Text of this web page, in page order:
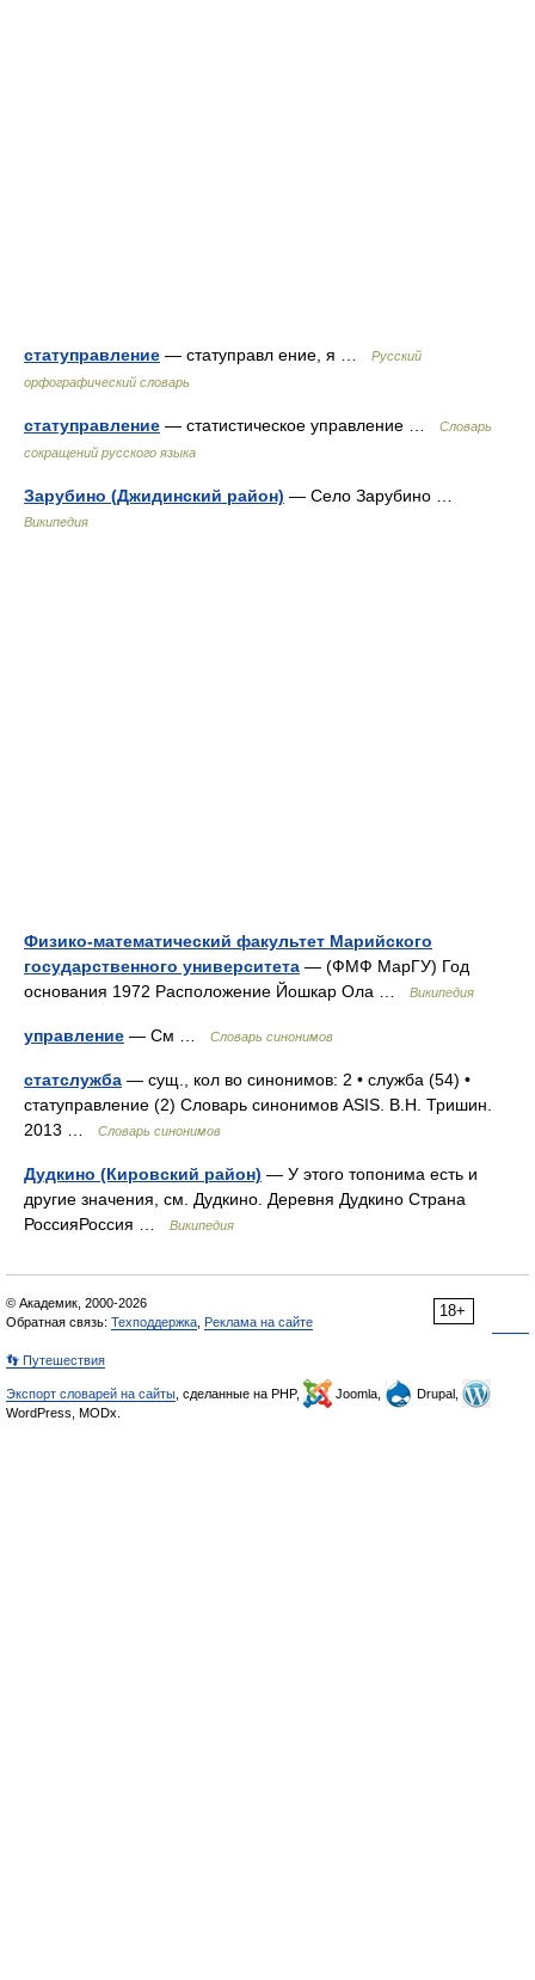
статуправление — статуправл ение, я …
Русский
орфографический словарь
статуправление — статистическое управление …
Словарь
сокращений русского языка
Зарубино (Джидинский район) — Село Зарубино …
Википедия
Физико-математический факультет Марийского
государственного университета — (ФМФ МарГУ) Год
основания 1972 Расположение Йошкар Ола …
Википедия
управление — См … Словарь синонимов
статслужба — сущ., кол во синонимов: 2 • служба (54) •
статуправление (2) Словарь синонимов ASIS. В.Н. Тришин.
2013 …
Словарь синонимов
Дудкино (Кировский район) — У этого топонима есть и
другие значения, см. Дудкино. Деревня Дудкино Страна
РоссияРоссия …
Википедия
18+
© Академик, 2000-2026
Обратная связь: Техподдержка Реклама на сайте
👣 Путешествия
Экспорт словарей на сайты , сделанные на PHP, Joomla,
Drupal,
WordPress, MODx.